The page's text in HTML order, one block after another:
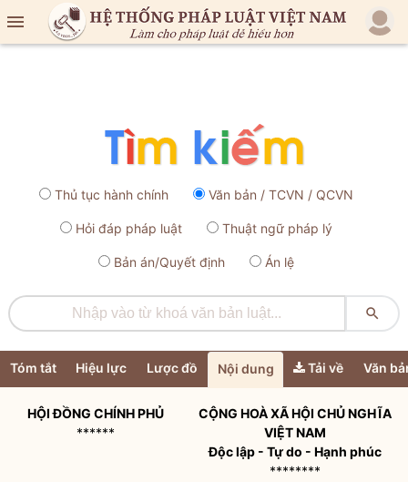

Thủ tục hành chính Văn bản / TCVN / QCVN
Hỏi đáp pháp luật Thuật ngữ pháp lý
Bản án/Quyết định Án lệ

Tóm tắt Hiệu lực Lược đồ Nội dung Tải về Văn
HỘI ĐỒNG CHÍNH PHỦ
******
CỘNG HOÀ XÃ HỘI CHỦ NGHĨA
VIỆT NAM
Độc lập - Tự do - Hạnh phúc
********